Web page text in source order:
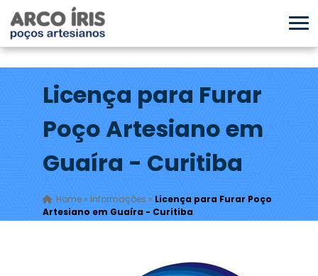
Licença para Furar
Poço Artesiano em
Guaíra - Curitiba
Home» Informações » Licença para Furar Poço
Artesiano em Guaíra - Curitiba